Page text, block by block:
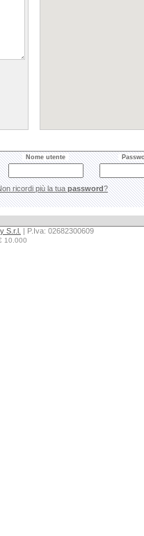
Nome utente
ricordi più la tuapassword?
S.r.l. | P.Iva: 02682300609
10.000